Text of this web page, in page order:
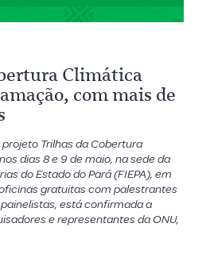
Climática
com mais de
Trilhas da Cobertura
dias 8 e 9 de maio, na sede da
do Estado do Pará (FIEPA), em
gratuitas com palestrantes
está confirmada a
e representantes da ONU,